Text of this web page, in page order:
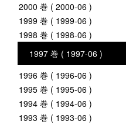
2000 巻 ( 2000-06 )
1999 巻 ( 1999-06 )
1998 巻 ( 1998-06 )
1997 巻 ( 1997-06 )
1996 巻 ( 1996-06 )
1995 巻 ( 1995-06 )
1994 巻 ( 1994-06 )
1993 巻 ( 1993-06 )